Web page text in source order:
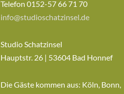
Telefon 0152-57 66 71 70
info@studioschatzinsel.de
Studio Schatzinsel
Hauptstr. 26 | 53604 Bad Honnef
Die Gäste kommen aus: Köln, Bonn,